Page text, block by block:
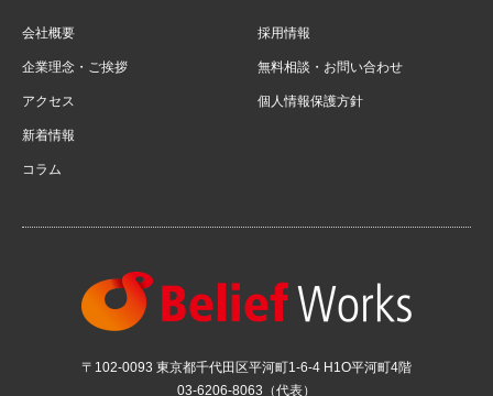
会社概要
企業理念・ご挨拶
アクセス
新着情報
コラム
採用情報
無料相談・お問い合わせ
個人情報保護方針
〒102-0093 東京都千代田区平河町1-6-4 H1O平河町4階
03-6206-8063（代表）